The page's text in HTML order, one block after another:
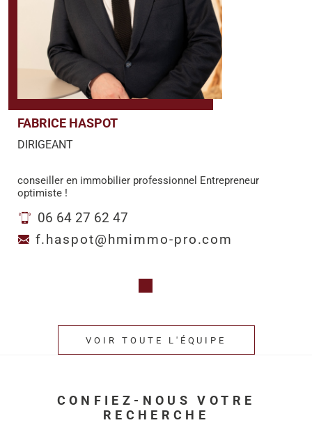
FABRICE HASPOT
DIRIGEANT
conseiller en immobilier professionnel Entrepreneur
optimiste !
06 64 27 62 47
f.haspot@hmimmo-pro.com
VOIR TOUTE L'ÉQUIPE
CONFIEZ-NOUS VOTRE
RECHERCHE